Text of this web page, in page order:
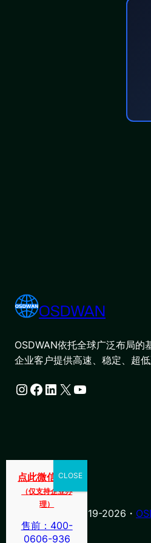
OSDWAN
OSDWAN依托全球广泛布局的
企业客户提供高速、稳定、超
Instagram Facebook LinkedIn X YouTube
© Copyright 2019-2026・
点此微信咨询
（仅支持企业办
理）
售前：400-
0606-936